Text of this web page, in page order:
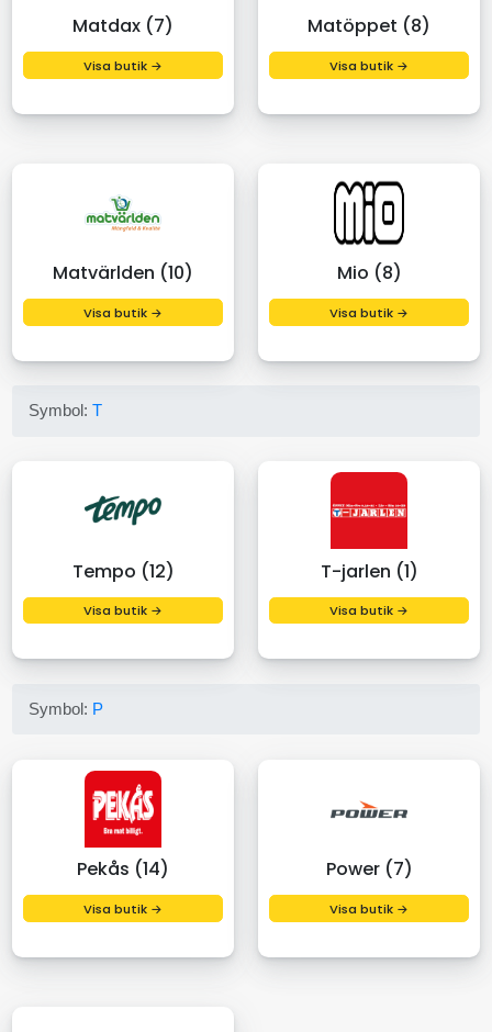
Matdax (7)
Visa butik →
Matöppet (8)
Visa butik →
Matvärlden (10)
Visa butik →
Mio (8)
Visa butik →
Symbol:T
Tempo (12)
Visa butik →
T-jarlen (1)
Visa butik →
Symbol: P
Pekås (14)
Visa butik →
Power (7)
Visa butik →